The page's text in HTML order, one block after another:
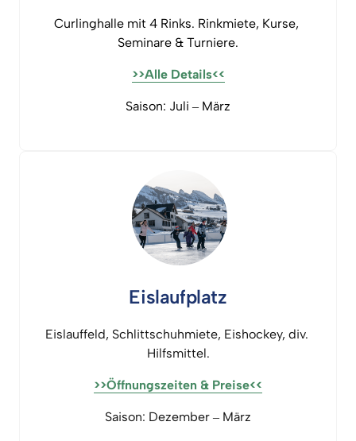
Curlinghalle mit 4 Rinks. Rinkmiete,
Seminare & Turniere.
>>Alle Details<<
Saison: Juli ‒ März
Eislaufplatz
Eislauffeld, Schlittschuhmiete, Eishockey,
Hilfsmittel.
>>Öffnungszeiten & Preise<<
Saison: Dezember ‒ März